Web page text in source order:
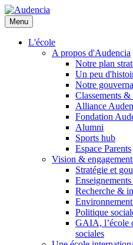
Aller
au
contenu
principal
Menu
L'école
A propos d'Audencia
Notre plan
Un peu
Notre
Classements
Alliance
Fondation
Alumni
Sports hub
Espace Parents
Vision &
Stratégie et
Recherche &
Politique
GAIA, l’école
sociales